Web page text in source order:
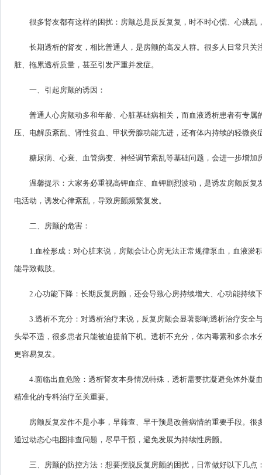
很多肾友都有这样的困扰：房颤总是反反复复，时不时心慌、心跳
长期透析的肾友，相比普通人，是房颤的高发人群。很多人日常只
脏、拖累透析质量，甚至引发严重并发症。
一、引起房颤的诱因：
普通人心房颤动多和年龄、心脏基础病相关，而血液透析患者有专
压、电解质紊乱、肾性贫血、甲状旁腺功能亢进，还有体内持续的轻微
糖尿病、心衰、血管病变、神经调节紊乱等基础问题，会进一步增加
温馨提示：大家务必重视高钾血症、血钾剧烈波动，是诱发房颤反
电活动，诱发心律紊乱，导致房颤频繁复发。
二、房颤的危害：
1.血栓形成：对心脏来说，房颤会让心房无法正常规律泵血，血液
能导致截肢。
2.心功能下降：长期反复房颤，还会导致心房持续增大、心功能持
3.透析不充分：对透析治疗来说，反复房颤会显著影响透析治疗安
头晕不适，很多患者只能被迫提前下机。透析不充分，体内毒素和多余
更容易复发。
4.面临出血危险：透析肾友本身情况特殊，透析需要抗凝避免体外
精准化的专科治疗至关重要。
房颤反复发作不是小事，早筛查、早干预是改善病情的重要手段。
通过动态心电图排查问题，尽早干预，避免发展为持续性房颤。
三、房颤的防控方法：想要摆脱反复房颤的困扰，日常做好以下几点